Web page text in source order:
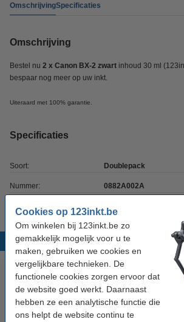
Cookies op 123inkt.be
Om winkelen bij 123inkt.be zo
gemakkelijk mogelijk voor u te
maken, gebruiken we cookies en
vergelijkbare technieken. De
functionele cookies zorgen ervoor dat
de website goed werkt. Daarnaast
hebben ze een analytische functie die
ons helpt de website continu te
OmschrijvingSpecificaties
Omschrijving
Bestel nu 2 x Canon BX-2 zwart inhoud 30 ml
bespaar nog meer op uw inkt.
Uiteraard met 100% garantie.
Specificaties
Soort: Doublepack
Nummer: 0882A002A
Populaire producten